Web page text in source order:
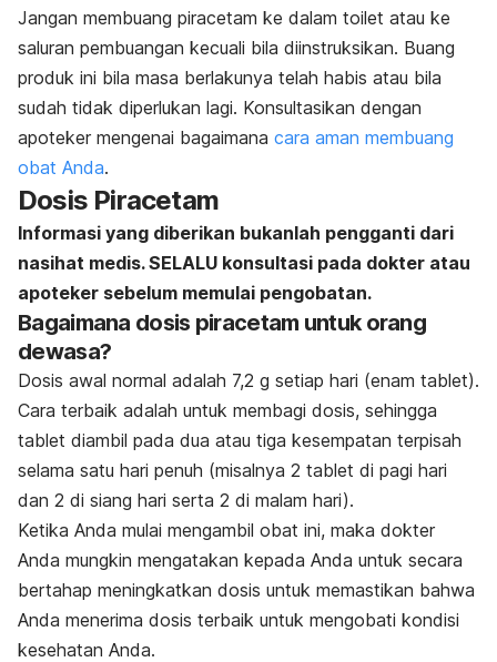
Jangan membuang piracetam ke dalam toilet atau ke
saluran pembuangan kecuali bila diinstruksikan. Buang
produk ini bila masa berlakunya telah habis atau bila
sudah tidak diperlukan lagi. Konsultasikan dengan
apoteker mengenai bagaimana cara aman membuang
obat Anda.
Dosis Piracetam
Informasi yang diberikan bukanlah pengganti dari
nasihat medis. SELALU konsultasi pada dokter atau
apoteker sebelum memulai pengobatan.
Bagaimana dosis piracetam untuk orang
dewasa?
Dosis awal normal adalah 7,2 g setiap hari (enam tablet).
Cara terbaik adalah untuk membagi dosis, sehingga
tablet diambil pada dua atau tiga kesempatan terpisah
selama satu hari penuh (misalnya 2 tablet di pagi hari
dan 2 di siang hari serta 2 di malam hari).
Ketika Anda mulai mengambil obat ini, maka dokter
Anda mungkin mengatakan kepada Anda untuk secara
bertahap meningkatkan dosis untuk memastikan bahwa
Anda menerima dosis terbaik untuk mengobati kondisi
kesehatan Anda.